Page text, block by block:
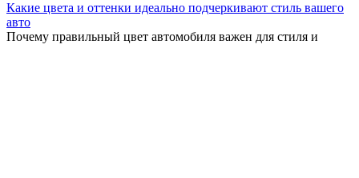
Какие цвета и оттенки идеально подчеркивают стиль вашего
авто
Почему правильный цвет автомобиля важен для стиля и